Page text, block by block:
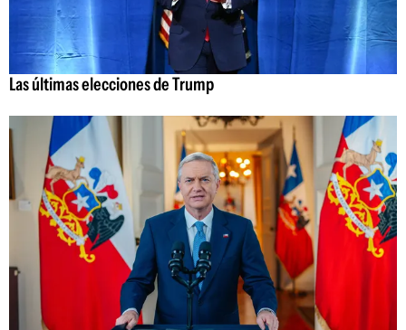
Las últimas elecciones de Trump